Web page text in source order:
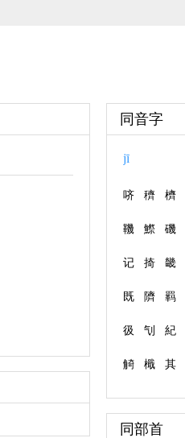
同音字
jī
哜 穧 櫅
鞿 鰶 磯
记 掎 畿
既 隮 羁
彶 刏 紀
觭 檝 其
同部首